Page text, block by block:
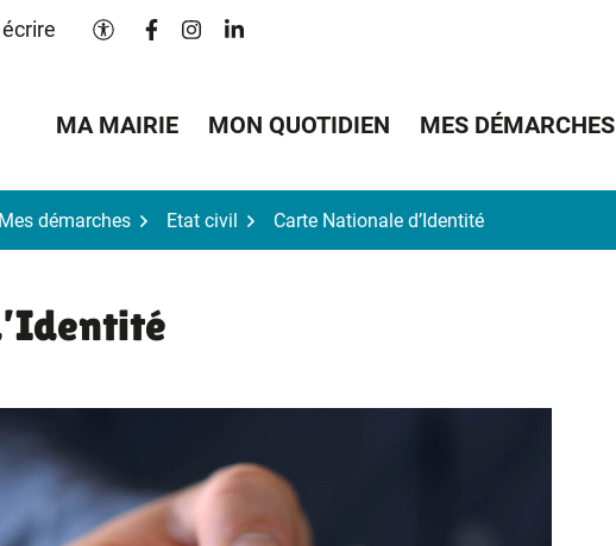
Paramètres d'accessibilité
Lien vers le compte Facebook
Lien vers le compte Instagram
Lien vers le compte Linkedin
MA MAIRIE MON QUOTIDIEN MES DÉMARCHES
Mes démarches Etat civil Carte Nationale d’Identité